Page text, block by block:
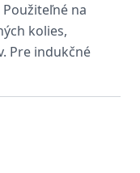
na
kolies,
Pre indukčné